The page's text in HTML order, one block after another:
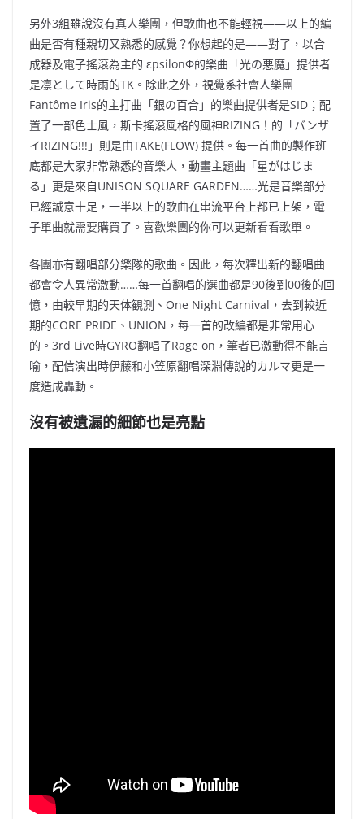
另外3組雖說沒有真人樂團，但歌曲也不能輕視——以上的編
曲是否有種親切又熟悉的感覺？你想起的是——對了， 以合
成器及電子搖滾為主的 εpsilonΦ的樂曲「光の悪魔」提供者
是凛として時雨的TK。除此之外，視覺系社會人樂團
Fantôme Iris的主打曲「銀の百合」的樂曲提供者是SID；配
置了一部色士風，斯卡搖滾風格的風神RIZING！的「バンザ
イRIZING!!!」則是由TAKE(FLOW) 提供。每一首曲的製作班
底都是大家非常熟悉的音樂人，動畫主題曲「星がはじま
る」更是來自UNISON SQUARE GARDEN……光是音樂部分
已經誠意十足，一半以上的歌曲在串流平台上都已上架，電
子單曲就需要購買了。喜歡樂團的你可以更新看看歌單。
各團亦有翻唱部分樂隊的歌曲。因此，每次釋出新的翻唱曲
都會令人異常激動……每一首翻唱的選曲都是90後到00後的回
憶，由較早期的天体観測、One Night Carnival，去到較近
期的CORE PRIDE、UNION，每一首的改編都是非常用心
的。3rd Live時GYRO翻唱了Rage on，筆者已激動得不能言
喻，配信演出時伊藤和小笠原翻唱深淵傳說的カルマ更是一
度造成轟動。
沒有被遺漏的細節也是亮點